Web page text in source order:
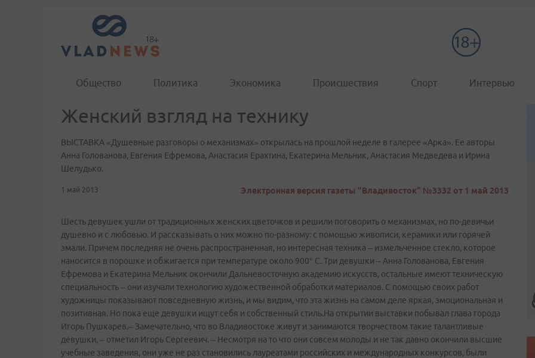
Общество Политика Экономика Происшествия Спорт Интервью
Женский взгляд на технику
ВЫСТАВКА «Душевные разговоры о механизмах» открылась на прошлой неделе в галерее «Арка». Ее авторы
Анна Голованова, Евгения Ефремова, Анастасия Ерахтина, Екатерина Мельник, Анастасия Медведева и Ирина
Шелудько.
1 май 2013 Электронная версия газеты "Владивосток" №3332 от 1 май 2013
Шесть девушек ушли от традиционных женских цветочков и решили поговорить о механизмах, но по-девичьи
душевно и с любовью. И рассказывать о них можно по-разному: с помощью живописи, керамики или горячей
эмали. Причем последняя не очень распространенная, но интересная техника – измельченное стекло, которое
наносится в порошке и обжигается при температуре около 900° С. Три девушки – Анна Голованова, Евгения
Ефремова и Екатерина Мельник окончили Дальневосточную академию искусств, остальные имеют техническую
специальность – они изучали технологию художественной обработки материалов. С помощью своих работ
художницы показывают повседневную жизнь, и мы видим, что эта жизнь на самом деле яркая, эмоциональная и
позитивная. Но пока еще девушки ищут себя и собственный стиль.На открытии выставки побывал глава города
Игорь Пушкарев.– Замечательно, что во Владивостоке живут и занимаются творчеством такие талантливые
девушки, – отметил Игорь Сергеевич. – Несмотря на то что они совсем молоды и не так давно окончили высшие
учебные заведения, они уже не раз становились лауреатами российских и международных конкурсов, были